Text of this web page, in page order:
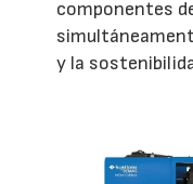
componentes
y la